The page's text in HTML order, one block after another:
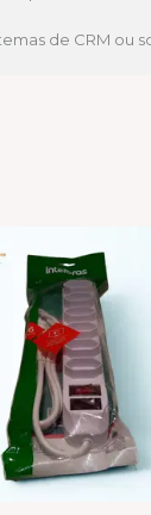
de CRM ou